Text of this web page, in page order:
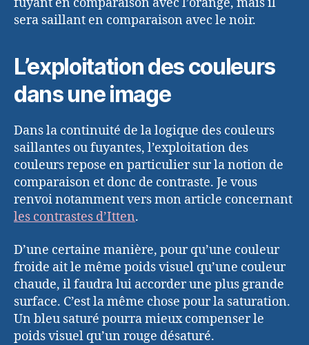
fuyant en comparaison avec l’orange, mais il
sera saillant en comparaison avec le noir.
L’exploitation des couleurs
dans une image
Dans la continuité de la logique des couleurs
saillantes ou fuyantes, l’exploitation des
couleurs repose en particulier sur la notion de
comparaison et donc de contraste. Je vous
renvoi notamment vers mon article concernant
les contrastes d’Itten.
D’une certaine manière, pour qu’une couleur
froide ait le même poids visuel qu’une couleur
chaude, il faudra lui accorder une plus grande
surface. C’est la même chose pour la saturation.
Un bleu saturé pourra mieux compenser le
poids visuel qu’un rouge désaturé.